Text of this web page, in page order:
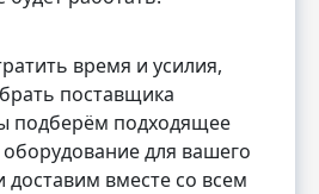
время и усилия,
поставщика
подберём подходящее
для вашего
вместе со всем